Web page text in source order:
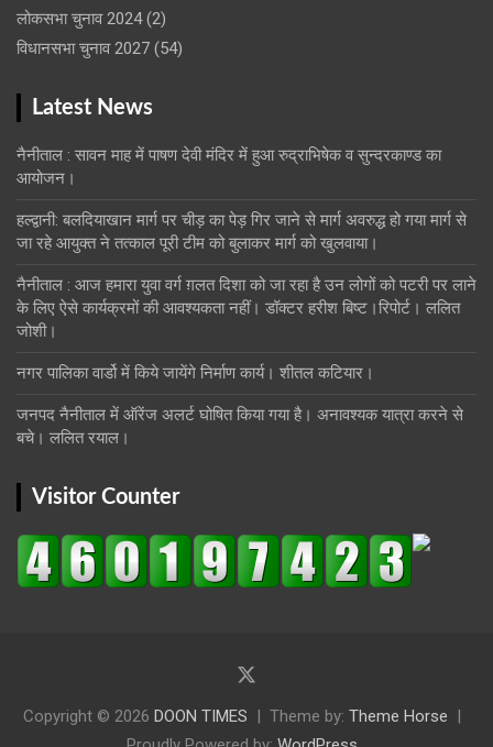
लोकसभा चुनाव 2024(2)
विधानसभा चुनाव 2027 (54)
Latest News
नैनीताल : सावन माह में पाषण देवी मंदिर में हुआ रुद्राभिषेक व सुन्दरकाण्ड का
आयोजन।
हल्द्वानी: बलदियाखान मार्ग पर चीड़ का पेड़ गिर जाने से मार्ग अवरुद्ध हो गया मार्ग से
जा रहे आयुक्त ने तत्काल पूरी टीम को बुलाकर मार्ग को खुलवाया।
नैनीताल : आज हमारा युवा वर्ग ग़लत दिशा को जा रहा है उन लोगों को पटरी पर लाने
के लिए ऐसे कार्यक्रमों की आवश्यकता नहीं। डॉक्टर हरीश बिष्ट।रिपोर्ट। ललित
जोशी।
नगर पालिका वार्डो में किये जायेंगे निर्माण कार्य। शीतल कटियार।
जनपद नैनीताल में ऑरेंज अलर्ट घोषित किया गया है। अनावश्यक यात्रा करने से
बचे। ललित रयाल।
Visitor Counter
Copyright © 2026 DOON TIMES Theme by: Theme Horse